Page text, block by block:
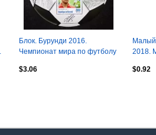
Блок. Бурунди 2016.
Чемпионат мира по футболу
$3.06
Малый
2018.
$0.92